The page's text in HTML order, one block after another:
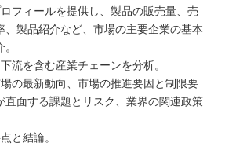
フィールを提供し、製品の販売量、売
、製品紹介など、市場の主要企業の基本
流を含む産業チェーンを分析。
の最新動向、市場の推進要因と制限要
直面する課題とリスク、業界の関連政策
と結論。